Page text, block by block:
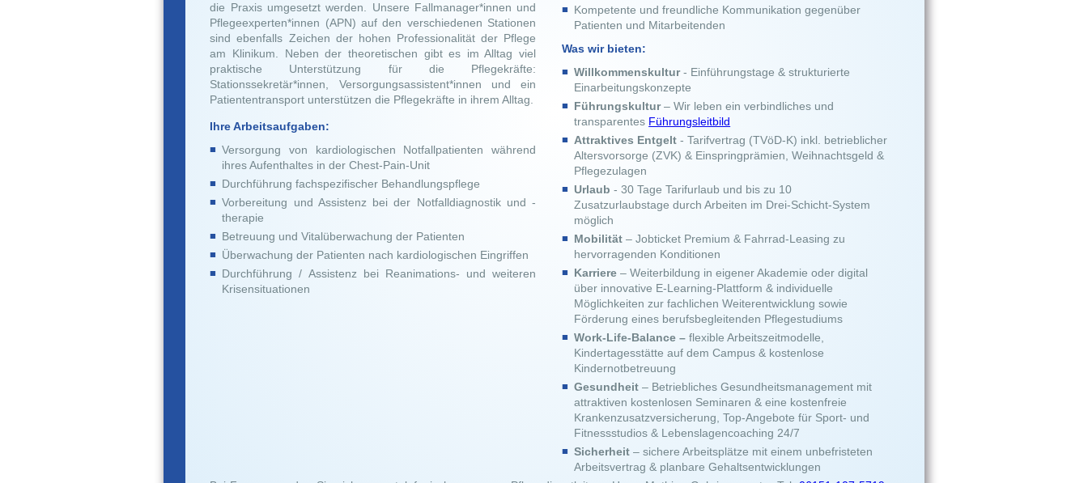
die Praxis umgesetzt werden. Unsere Fallmanager*innen und
Pflegeexperten*innen (APN) auf den verschiedenen Stationen
sind ebenfalls Zeichen der hohen Professionalität der Pflege
am Klinikum. Neben der theoretischen gibt es im Alltag viel
praktische Unterstützung für die Pflegekräfte:
Stationssekretär*innen, Versorgungsassistent*innen und ein
Patiententransport unterstützen die Pflegekräfte in ihrem Alltag.
Ihre Arbeitsaufgaben:
Versorgung von kardiologischen Notfallpatienten während
ihres Aufenthaltes in der Chest-Pain-Unit
Durchführung fachspezifischer Behandlungspflege
Vorbereitung und Assistenz bei der Notfalldiagnostik und -
therapie
Betreuung und Vitalüberwachung der Patienten
Überwachung der Patienten nach kardiologischen Eingriffen
Durchführung / Assistenz bei Reanimations- und weiteren
Krisensituationen
Kompetente und freundliche Kommunikation gegenüber
Patienten und Mitarbeitenden
Was wir bieten:
Willkommenskultur- Einführungstage & strukturierte
Einarbeitungskonzepte
Führungskultur– Wir leben ein verbindliches und
transparentes Führungsleitbild
Attraktives Entgelt - Tarifvertrag (TVöD-K) inkl. betrieblicher
Altersvorsorge (ZVK) & Einspringprämien, Weihnachtsgeld &
Pflegezulagen
Urlaub - 30 Tage Tarifurlaub und bis zu 10
Zusatzurlaubstage durch Arbeiten im Drei-Schicht-System
möglich
Mobilität – Jobticket Premium & Fahrrad-Leasing zu
hervorragenden Konditionen
Karriere – Weiterbildung in eigener Akademie oder digital
über innovative E-Learning-Plattform & individuelle
Möglichkeiten zur fachlichen Weiterentwicklung sowie
Förderung eines berufsbegleitenden Pflegestudiums
Work-Life-Balance – flexible Arbeitszeitmodelle,
Kindertagesstätte auf dem Campus & kostenlose
Kindernotbetreuung
Gesundheit – Betriebliches Gesundheitsmanagement mit
attraktiven kostenlosen Seminaren & eine kostenfreie
Krankenzusatzversicherung, Top-Angebote für Sport- und
Fitnessstudios & Lebenslagencoaching 24/7
Sicherheit – sichere Arbeitsplätze mit einem unbefristeten
Arbeitsvertrag & planbare Gehaltsentwicklungen